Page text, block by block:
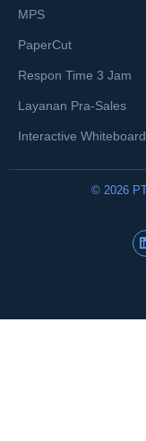
MPS
PaperCut
Respon Time 3 Jam
Layanan Pra-Sales
Interactive Whiteboard
© 2026